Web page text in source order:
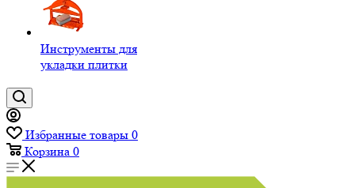
Инструменты для
укладки плитки
Избранные товары 0
Корзина 0